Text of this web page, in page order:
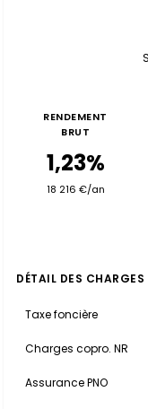
RENDEMENT
BRUT
1,23%
18 216 €/an
DÉTAIL DES CHARGES
Taxe foncière
Charges copro. NR
Assurance PNO